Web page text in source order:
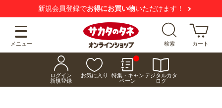
新規会員登録でお得にお買い物いただけます！
メニュー 検索 カート
ログイン
新規登録
お気に入り
特集・キャン
ペーン
デジタルカタ
ログ